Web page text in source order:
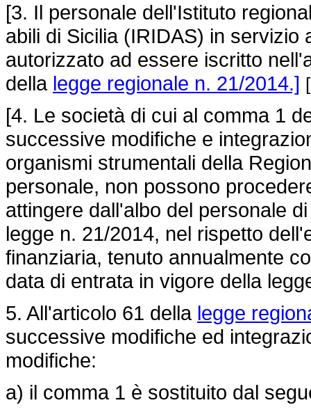
[3. Il personale dell'Istituto
abili di Sicilia (IRIDAS) in servizio
autorizzato ad essere iscritto
della legge regionale n. 21/2014.]
[4. Le società di cui al comma 1
successive modifiche e
organismi strumentali della
personale, non possono
attingere dall'albo del personale
legge n. 21/2014, nel rispetto
finanziaria, tenuto annualmente
data di entrata in vigore della
5. All'articolo 61 della legge
successive modifiche ed
modifiche:
a) il comma 1 è sostituito dal